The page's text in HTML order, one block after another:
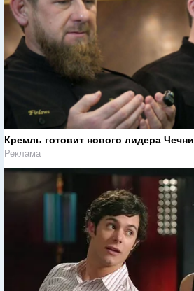
Кремль готовит нового лидера Чечни
Реклама